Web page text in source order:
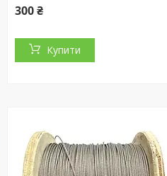
300 ₴
Купити